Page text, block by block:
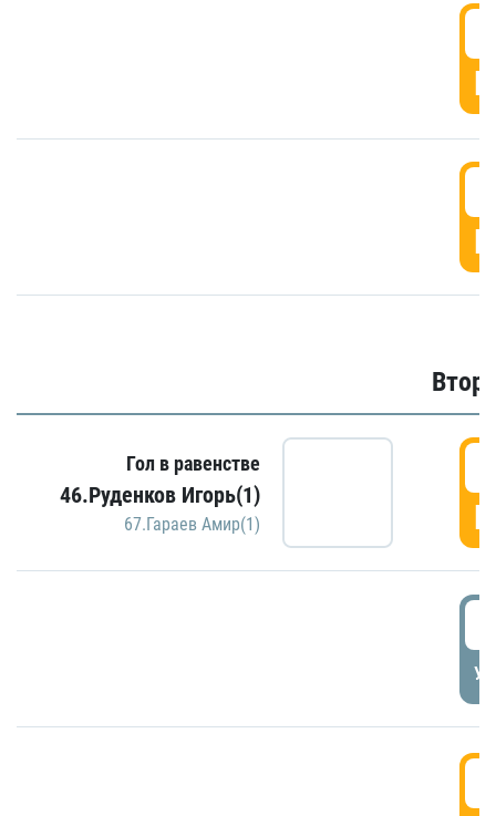
Гол в равенстве
46.Руденков Игорь(1)
67.Гараев Амир(1)